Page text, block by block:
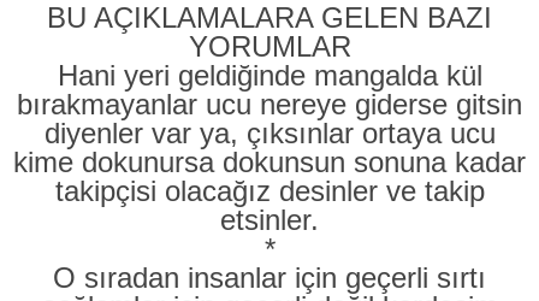
BU AÇIKLAMALARA GELEN BAZI
YORUMLAR
Hani yeri geldiğinde mangalda kül
bırakmayanlar ucu nereye giderse gitsin
diyenler var ya, çıksınlar ortaya ucu
kime dokunursa dokunsun sonuna kadar
takipçisi olacağız desinler ve takip
etsinler.
*
O sıradan insanlar için geçerli sırtı